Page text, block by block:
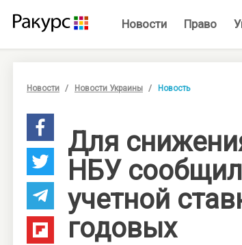
Новости Право
Новости Новости Украины Новость
Для
НБУ
учетной
годовых